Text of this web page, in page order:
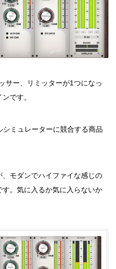
サー、リミッターが1つになっ
です。
ミュレーターに競合する商品
モダンでハイファイな感じの
。気に入るか気に入らないか